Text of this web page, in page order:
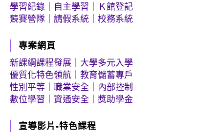
學習紀錄
自主學習
Ｋ館登記
競賽營隊
請假系統 校務系統
專案網頁
新課綱課程發展
大學多元入學
優質化特色領航
教育儲蓄專戶
性別平等
職業安全
內部控制
數位學習
資通安全 獎助學金
宣導影片-特色課程